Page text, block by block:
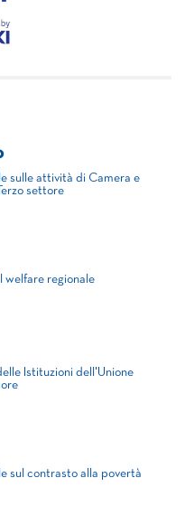
sulle attività di Camera e
settore
welfare regionale
Istituzioni dell'Unione
sul contrasto alla povertà